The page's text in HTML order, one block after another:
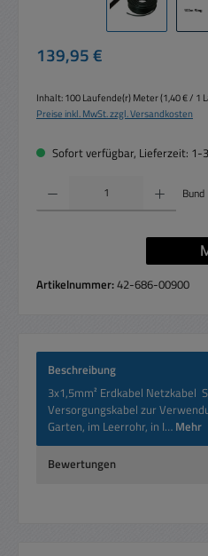
Regulärer Preis:
139,95 €
Inhalt:100 Laufende(r) Meter(1,40 € / 1
Preise inkl. MwSt. zzgl. Versandkosten
Sofort verfügbar, Lieferzeit: 1-
Produkt Anzahl: Gib den gewünschten
Bund
Artikelnummer:42-686-00900
Beschreibung
3x1,5mm² Erdkabel Netzkabel
Versorgungskabel zur
Garten, im Leerrohr, in I… Mehr
Bewertungen